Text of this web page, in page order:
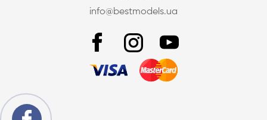
info@bestmodels.ua